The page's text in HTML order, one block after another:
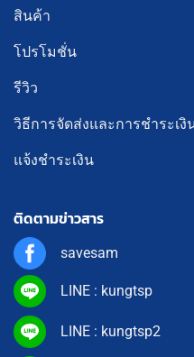
สินค้า
โปรโมชั่น
รีวิว
วิธีการจัดส่งและการชำระเงิ
แจ้งชำระเงิน
ติดตามข่าวสาร
savesam
LINE : kungtsp
LINE : kungtsp2